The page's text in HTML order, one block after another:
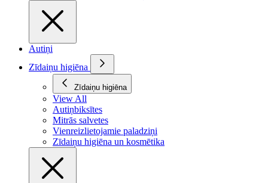
Autiņi
Zīdaiņu higiēna
Zīdaiņu higiēna
View All
Autiņbiksītes
Mitrās salvetes
Vienreizlietojamie paladziņi
Zīdaiņu higiēna un kosmētika